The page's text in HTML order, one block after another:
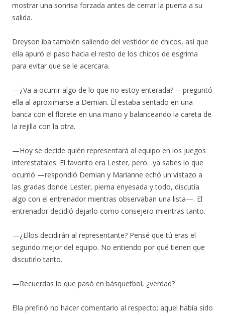
mostrar una sonrisa forzada antes de cerrar la puerta a su
salida.
Dreyson iba también saliendo del vestidor de chicos, así que
ella apuró el paso hacia el resto de los chicos de esgrima
para evitar que se le acercara.
—¿Va a ocurrir algo de lo que no estoy enterada? —preguntó
ella al aproximarse a Demian. Él estaba sentado en una
banca con el florete en una mano y balanceando la careta de
la rejilla con la otra.
—Hoy se decide quién representará al equipo en los juegos
interestatales. El favorito era Lester, pero…ya sabes lo que
ocurrió —respondió Demian y Marianne echó un vistazo a
las gradas donde Lester, pierna enyesada y todo, discutía
algo con el entrenador mientras observaban una lista—. El
entrenador decidió dejarlo como consejero mientras tanto.
—¿Ellos decidirán al representante? Pensé que tú eras el
segundo mejor del equipo. No entiendo por qué tienen que
discutirlo tanto.
—Recuerdas lo que pasó en básquetbol, ¿verdad?
Ella prefirió no hacer comentario al respecto; aquel había sido